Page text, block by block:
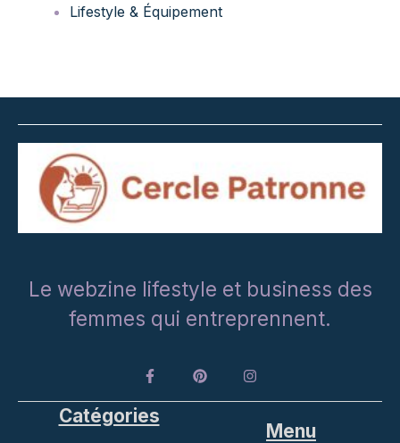
Lifestyle & Équipement
Le webzine lifestyle et business des
femmes qui entreprennent.
Catégories
Menu